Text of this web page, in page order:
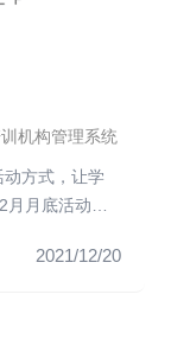
机构管理系统
方式，让学
月底活动目
2021/12/20